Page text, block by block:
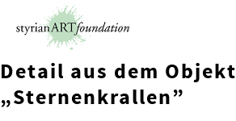
Detail aus dem Objekt
„Sternenkrallen”